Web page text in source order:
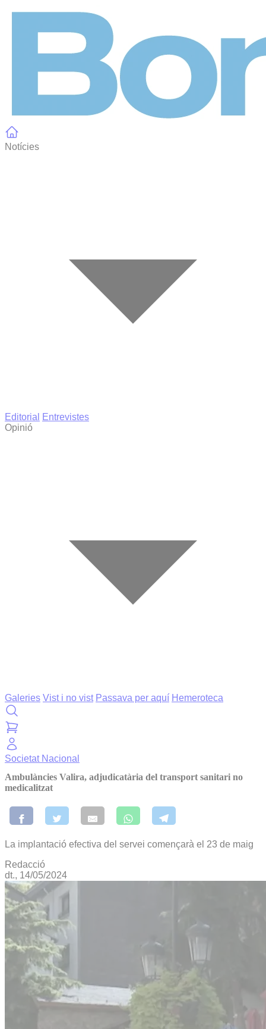
Notícies
Editorial
Entrevistes
Opinió
Galeries Vist i no vist Passava per aquí Hemeroteca
Societat Nacional
Ambulàncies Valira, adjudicatària del transport sanitari no
medicalitzat
La implantació efectiva del servei començarà el 23 de maig
Redacció
dt., 14/05/2024